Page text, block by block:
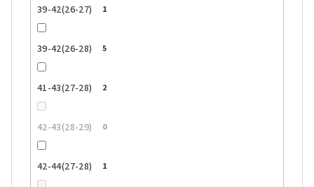
39-42(26-27) 1
39-42(26-28) 5
41-43(27-28) 2
42-43(28-29) 0
42-44(27-28) 1